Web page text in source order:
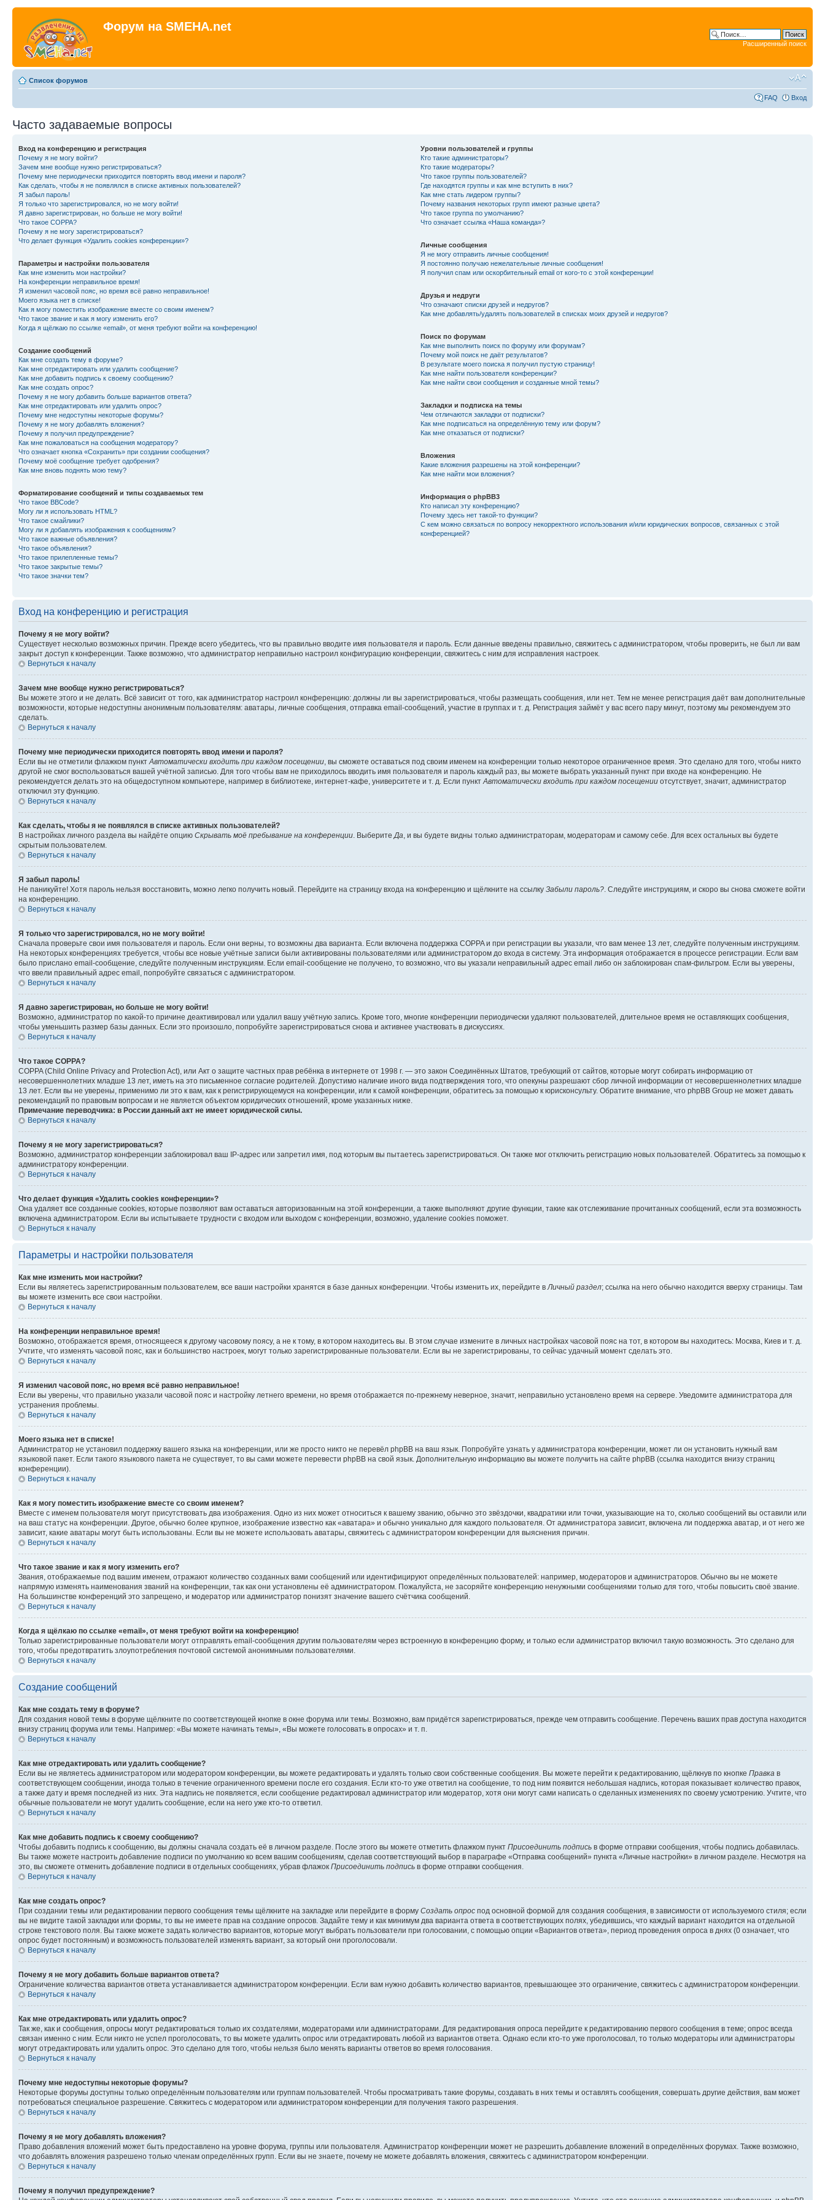
Форум на SMEHA.net
Расширенный поиск
Список форумов
FAQ Вход
Часто задаваемые вопросы
Вход на конференцию и регистрация
Почему я не могу войти?
Зачем мне вообще нужно регистрироваться?
Почему мне периодически приходится повторять ввод имени и пароля?
Как сделать, чтобы я не появлялся в списке активных пользователей?
Я забыл пароль!
Я только что зарегистрировался, но не могу войти!
Я давно зарегистрирован, но больше не могу войти!
Что такое COPPA?
Почему я не могу зарегистрироваться?
Что делает функция «Удалить cookies конференции»?
Параметры и настройки пользователя
Как мне изменить мои настройки?
На конференции неправильное время!
Я изменил часовой пояс, но время всё равно неправильное!
Моего языка нет в списке!
Как я могу поместить изображение вместе со своим именем?
Что такое звание и как я могу изменить его?
Когда я щёлкаю по ссылке «email», от меня требуют войти на конференцию!
Создание сообщений
Как мне создать тему в форуме?
Как мне отредактировать или удалить сообщение?
Как мне добавить подпись к своему сообщению?
Как мне создать опрос?
Почему я не могу добавить больше вариантов ответа?
Как мне отредактировать или удалить опрос?
Почему мне недоступны некоторые форумы?
Почему я не могу добавлять вложения?
Почему я получил предупреждение?
Как мне пожаловаться на сообщения модератору?
Что означает кнопка «Сохранить» при создании сообщения?
Почему моё сообщение требует одобрения?
Как мне вновь поднять мою тему?
Форматирование сообщений и типы создаваемых тем
Что такое BBCode?
Могу ли я использовать HTML?
Что такое смайлики?
Могу ли я добавлять изображения к сообщениям?
Что такое важные объявления?
Что такое объявления?
Что такое прилепленные темы?
Что такое закрытые темы?
Что такое значки тем?
Уровни пользователей и группы
Кто такие администраторы?
Кто такие модераторы?
Что такое группы пользователей?
Где находятся группы и как мне вступить в них?
Как мне стать лидером группы?
Почему названия некоторых групп имеют разные цвета?
Что такое группа по умолчанию?
Что означает ссылка «Наша команда»?
Личные сообщения
Я не могу отправить личные сообщения!
Я постоянно получаю нежелательные личные сообщения!
Я получил спам или оскорбительный email от кого-то с этой конференции!
Друзья и недруги
Что означают списки друзей и недругов?
Как мне добавлять/удалять пользователей в списках моих друзей и недругов?
Поиск по форумам
Как мне выполнить поиск по форуму или форумам?
Почему мой поиск не даёт результатов?
В результате моего поиска я получил пустую страницу!
Как мне найти пользователя конференции?
Как мне найти свои сообщения и созданные мной темы?
Закладки и подписка на темы
Чем отличаются закладки от подписки?
Как мне подписаться на определённую тему или форум?
Как мне отказаться от подписки?
Вложения
Какие вложения разрешены на этой конференции?
Как мне найти мои вложения?
Информация о phpBB3
Кто написал эту конференцию?
Почему здесь нет такой-то функции?
С кем можно связаться по вопросу некорректного использования и/или юридических вопросов, связанных с этой
конференцией?
Вход на конференцию и регистрация
Почему я не могу войти?
Существует несколько возможных причин. Прежде всего убедитесь, что вы правильно вводите имя пользователя и пароль. Если данные введены правильно, свяжитесь с администратором, чтобы проверить, не был ли вам
закрыт доступ к конференции. Также возможно, что администратор неправильно настроил конфигурацию конференции, свяжитесь с ним для исправления настроек.
Вернуться к началу
Зачем мне вообще нужно регистрироваться?
Вы можете этого и не делать. Всё зависит от того, как администратор настроил конференцию: должны ли вы зарегистрироваться, чтобы размещать сообщения, или нет. Тем не менее регистрация даёт вам дополнительные
возможности, которые недоступны анонимным пользователям: аватары, личные сообщения, отправка email-сообщений, участие в группах и т. д. Регистрация займёт у вас всего пару минут, поэтому мы рекомендуем это
сделать.
Вернуться к началу
Почему мне периодически приходится повторять ввод имени и пароля?
Если вы не отметили флажком пунктАвтоматически входить при каждом посещении, вы сможете оставаться под своим именем на конференции только некоторое ограниченное время. Это сделано для того, чтобы никто
другой не смог воспользоваться вашей учётной записью. Для того чтобы вам не приходилось вводить имя пользователя и пароль каждый раз, вы можете выбрать указанный пункт при входе на конференцию. Не
рекомендуется делать это на общедоступном компьютере, например в библиотеке, интернет-кафе, университете и т. д. Если пунктАвтоматически входить при каждом посещении отсутствует, значит, администратор
отключил эту функцию.
Вернуться к началу
Как сделать, чтобы я не появлялся в списке активных пользователей?
В настройках личного раздела вы найдёте опцию Скрывать моё пребывание на конференции. ВыберитеДа, и вы будете видны только администраторам, модераторам и самому себе. Для всех остальных вы будете
скрытым пользователем.
Вернуться к началу
Я забыл пароль!
Не паникуйте! Хотя пароль нельзя восстановить, можно легко получить новый. Перейдите на страницу входа на конференцию и щёлкните на ссылку Забыли пароль?. Следуйте инструкциям, и скоро вы снова сможете войти
на конференцию.
Вернуться к началу
Я только что зарегистрировался, но не могу войти!
Сначала проверьте свои имя пользователя и пароль. Если они верны, то возможны два варианта. Если включена поддержка COPPA и при регистрации вы указали, что вам менее 13 лет, следуйте полученным инструкциям.
На некоторых конференциях требуется, чтобы все новые учётные записи были активированы пользователями или администратором до входа в систему. Эта информация отображается в процессе регистрации. Если вам
было прислано email-сообщение, следуйте полученным инструкциям. Если email-сообщение не получено, то возможно, что вы указали неправильный адрес email либо он заблокирован спам-фильтром. Если вы уверены,
что ввели правильный адрес email, попробуйте связаться с администратором.
Вернуться к началу
Я давно зарегистрирован, но больше не могу войти!
Возможно, администратор по какой-то причине деактивировал или удалил вашу учётную запись. Кроме того, многие конференции периодически удаляют пользователей, длительное время не оставляющих сообщения,
чтобы уменьшить размер базы данных. Если это произошло, попробуйте зарегистрироваться снова и активнее участвовать в дискуссиях.
Вернуться к началу
Что такое COPPA?
COPPA (Child Online Privacy and Protection Act), или Акт о защите частных прав ребёнка в интернете от 1998 г. — это закон Соединённых Штатов, требующий от сайтов, которые могут собирать информацию от
несовершеннолетних младше 13 лет, иметь на это письменное согласие родителей. Допустимо наличие иного вида подтверждения того, что опекуны разрешают сбор личной информации от несовершеннолетних младше
13 лет. Если вы не уверены, применимо ли это к вам, как к регистрирующемуся на конференции, или к самой конференции, обратитесь за помощью к юрисконсульту. Обратите внимание, что phpBB Group не может давать
рекомендаций по правовым вопросам и не является объектом юридических отношений, кроме указанных ниже.
Примечание переводчика: в России данный акт не имеет юридической силы.
Вернуться к началу
Почему я не могу зарегистрироваться?
Возможно, администратор конференции заблокировал ваш IP-адрес или запретил имя, под которым вы пытаетесь зарегистрироваться. Он также мог отключить регистрацию новых пользователей. Обратитесь за помощью к
администратору конференции.
Вернуться к началу
Что делает функция «Удалить cookies конференции»?
Она удаляет все созданные cookies, которые позволяют вам оставаться авторизованным на этой конференции, а также выполняют другие функции, такие как отслеживание прочитанных сообщений, если эта возможность
включена администратором. Если вы испытываете трудности с входом или выходом с конференции, возможно, удаление cookies поможет.
Вернуться к началу
Параметры и настройки пользователя
Как мне изменить мои настройки?
Если вы являетесь зарегистрированным пользователем, все ваши настройки хранятся в базе данных конференции. Чтобы изменить их, перейдите вЛичный раздел; ссылка на него обычно находится вверху страницы. Там
вы можете изменить все свои настройки.
Вернуться к началу
На конференции неправильное время!
Возможно, отображается время, относящееся к другому часовому поясу, а не к тому, в котором находитесь вы. В этом случае измените в личных настройках часовой пояс на тот, в котором вы находитесь: Москва, Киев и т. д.
Учтите, что изменять часовой пояс, как и большинство настроек, могут только зарегистрированные пользователи. Если вы не зарегистрированы, то сейчас удачный момент сделать это.
Вернуться к началу
Я изменил часовой пояс, но время всё равно неправильное!
Если вы уверены, что правильно указали часовой пояс и настройку летнего времени, но время отображается по-прежнему неверное, значит, неправильно установлено время на сервере. Уведомите администратора для
устранения проблемы.
Вернуться к началу
Моего языка нет в списке!
Администратор не установил поддержку вашего языка на конференции, или же просто никто не перевёл phpBB на ваш язык. Попробуйте узнать у администратора конференции, может ли он установить нужный вам
языковой пакет. Если такого языкового пакета не существует, то вы сами можете перевести phpBB на свой язык. Дополнительную информацию вы можете получить на сайте phpBB (ссылка находится внизу страниц
конференции).
Вернуться к началу
Как я могу поместить изображение вместе со своим именем?
Вместе с именем пользователя могут присутствовать два изображения. Одно из них может относиться к вашему званию, обычно это звёздочки, квадратики или точки, указывающие на то, сколько сообщений вы оставили или
на ваш статус на конференции. Другое, обычно более крупное, изображение известно как «аватара» и обычно уникально для каждого пользователя. От администратора зависит, включена ли поддержка аватар, и от него же
зависит, какие аватары могут быть использованы. Если вы не можете использовать аватары, свяжитесь с администратором конференции для выяснения причин.
Вернуться к началу
Что такое звание и как я могу изменить его?
Звания, отображаемые под вашим именем, отражают количество созданных вами сообщений или идентифицируют определённых пользователей: например, модераторов и администраторов. Обычно вы не можете
напрямую изменять наименования званий на конференции, так как они установлены её администратором. Пожалуйста, не засоряйте конференцию ненужными сообщениями только для того, чтобы повысить своё звание.
На большинстве конференций это запрещено, и модератор или администратор понизят значение вашего счётчика сообщений.
Вернуться к началу
Когда я щёлкаю по ссылке «email», от меня требуют войти на конференцию!
Только зарегистрированные пользователи могут отправлять email-сообщения другим пользователям через встроенную в конференцию форму, и только если администратор включил такую возможность. Это сделано для
того, чтобы предотвратить злоупотребления почтовой системой анонимными пользователями.
Вернуться к началу
Создание сообщений
Как мне создать тему в форуме?
Для создания новой темы в форуме щёлкните по соответствующей кнопке в окне форума или темы. Возможно, вам придётся зарегистрироваться, прежде чем отправить сообщение. Перечень ваших прав доступа находится
внизу страниц форума или темы. Например: «Вы можете начинать темы», «Вы можете голосовать в опросах» и т. п.
Вернуться к началу
Как мне отредактировать или удалить сообщение?
Если вы не являетесь администратором или модератором конференции, вы можете редактировать и удалять только свои собственные сообщения. Вы можете перейти к редактированию, щёлкнув по кнопке Правка в
соответствующем сообщении, иногда только в течение ограниченного времени после его создания. Если кто-то уже ответил на сообщение, то под ним появится небольшая надпись, которая показывает количество правок,
а также дату и время последней из них. Эта надпись не появляется, если сообщение редактировал администратор или модератор, хотя они могут сами написать о сделанных изменениях по своему усмотрению. Учтите, что
обычные пользователи не могут удалить сообщение, если на него уже кто-то ответил.
Вернуться к началу
Как мне добавить подпись к своему сообщению?
Чтобы добавить подпись к сообщению, вы должны сначала создать её в личном разделе. После этого вы можете отметить флажком пункт Присоединить подпись в форме отправки сообщения, чтобы подпись добавилась.
Вы также можете настроить добавление подписи по умолчанию ко всем вашим сообщениям, сделав соответствующий выбор в параграфе «Отправка сообщений» пункта «Личные настройки» в личном разделе. Несмотря на
это, вы сможете отменить добавление подписи в отдельных сообщениях, убрав флажок Присоединить подпись в форме отправки сообщения.
Вернуться к началу
Как мне создать опрос?
При создании темы или редактировании первого сообщения темы щёлкните на закладке или перейдите в форму Создать опрос под основной формой для создания сообщения, в зависимости от используемого стиля; если
вы не видите такой закладки или формы, то вы не имеете прав на создание опросов. Задайте тему и как минимум два варианта ответа в соответствующих полях, убедившись, что каждый вариант находится на отдельной
строке текстового поля. Вы также можете задать количество вариантов, которые могут выбрать пользователи при голосовании, с помощью опции «Вариантов ответа», период проведения опроса в днях (0 означает, что
опрос будет постоянным) и возможность пользователей изменять вариант, за который они проголосовали.
Вернуться к началу
Почему я не могу добавить больше вариантов ответа?
Ограничение количества вариантов ответа устанавливается администратором конференции. Если вам нужно добавить количество вариантов, превышающее это ограничение, свяжитесь с администратором конференции.
Вернуться к началу
Как мне отредактировать или удалить опрос?
Так же, как и сообщения, опросы могут редактироваться только их создателями, модераторами или администраторами. Для редактирования опроса перейдите к редактированию первого сообщения в теме; опрос всегда
связан именно с ним. Если никто не успел проголосовать, то вы можете удалить опрос или отредактировать любой из вариантов ответа. Однако если кто-то уже проголосовал, то только модераторы или администраторы
могут отредактировать или удалить опрос. Это сделано для того, чтобы нельзя было менять варианты ответов во время голосования.
Вернуться к началу
Почему мне недоступны некоторые форумы?
Некоторые форумы доступны только определённым пользователям или группам пользователей. Чтобы просматривать такие форумы, создавать в них темы и оставлять сообщения, совершать другие действия, вам может
потребоваться специальное разрешение. Свяжитесь с модератором или администратором конференции для получения такого разрешения.
Вернуться к началу
Почему я не могу добавлять вложения?
Право добавления вложений может быть предоставлено на уровне форума, группы или пользователя. Администратор конференции может не разрешить добавление вложений в определённых форумах. Также возможно,
что добавлять вложения разрешено только членам определённых групп. Если вы не знаете, почему не можете добавлять вложения, свяжитесь с администратором конференции.
Вернуться к началу
Почему я получил предупреждение?